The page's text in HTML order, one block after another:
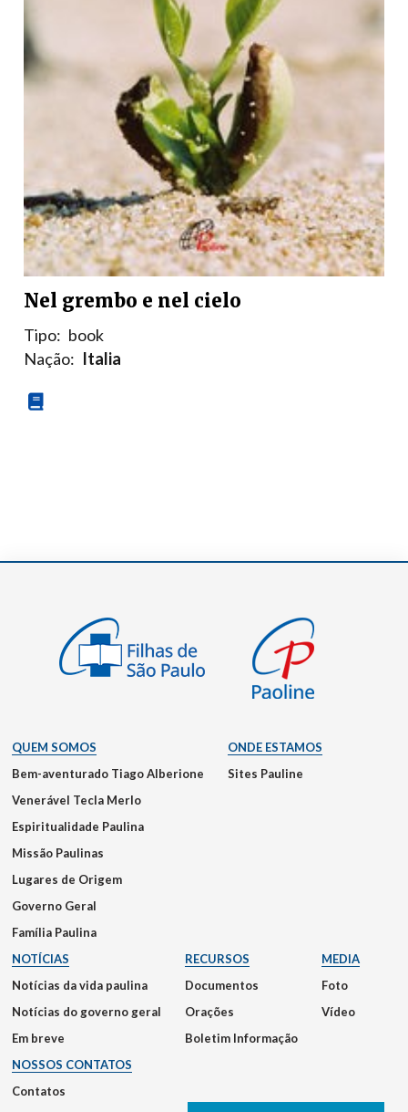
Nel grembo e nel cielo
Tipo: book
Nação: Italia
QUEM SOMOS
Bem-aventurado Tiago Alberione
Venerável Tecla Merlo
Espiritualidade Paulina
Missão Paulinas
Lugares de Origem
Governo Geral
Família Paulina
ONDE ESTAMOS
Sites Pauline
NOTÍCIAS
Notícias da vida paulina
Notícias do governo geral
Em breve
RECURSOS
Documentos
Orações
Boletim Informação
MEDIA
Foto
Vídeo
NOSSOS CONTATOS
Contatos